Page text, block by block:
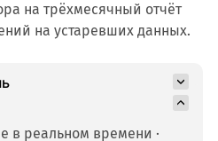
на трёхмесячный отчёт
на устаревших данных.
в реальном времени ·